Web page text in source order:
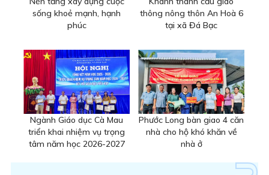
sống khoẻ mạnh, hạnh
phúc
thông nông thôn An Hoà 6
tại xã Đá Bạc
Ngành Giáo dục Cà Mau
triển khai nhiệm vụ trọng
tâm năm học 2026-2027
Phước Long bàn giao 4 căn
nhà cho hộ khó khăn về
nhà ở